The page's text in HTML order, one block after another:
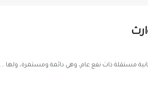
مستقلة ذات نفع عام، وهي دائمة ومستمرة، ولها ...